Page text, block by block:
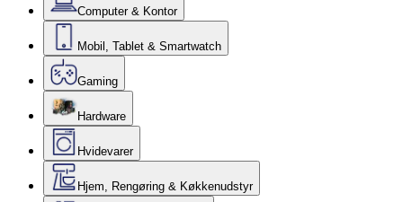
Computer & Kontor
Mobil, Tablet & Smartwatch
Gaming
Hardware
Hvidevarer
Hjem, Rengøring & Køkkenudstyr